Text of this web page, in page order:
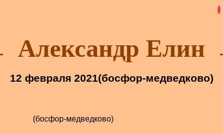
Александр Елин
12 февраля 2021(босфор-медведково)
(босфор-медведково)